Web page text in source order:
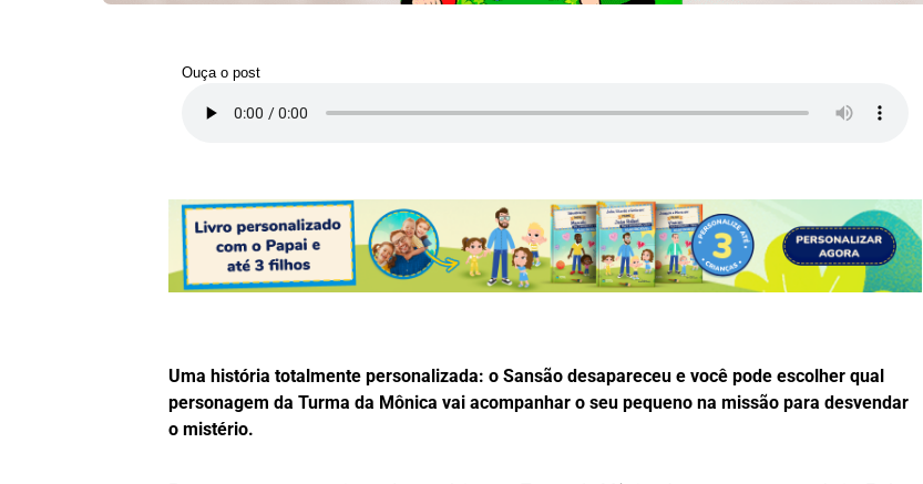
Ouça o post
Uma história totalmente personalizada: o Sansão desapareceu e você pode escolher qual
personagem da Turma da Mônica vai acompanhar o seu pequeno na missão para desvendar
o mistério.